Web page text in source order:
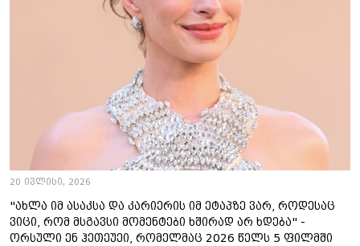
20 ივლისი, 2026
"ახლა იმ ასაკსა და კარიერის იმ ეტაპზე ვარ, როდესაც
ვიცი, რომ მსგავსი მომენტები ხშირად არ ხდება" -
ორსული ენ ჰეთეუეი, რომელმაც 2026 წელს 5 ფილმში